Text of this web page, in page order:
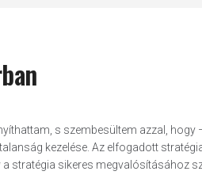
s szembesültem azzal,
kezelése. Az elfogadott
stratégia sikeres megvalósításához